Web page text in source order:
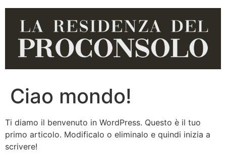
Ciao mondo!
Ti diamo il benvenuto in WordPress. Questo è il tuo
primo articolo. Modificalo o eliminalo e quindi inizia a
scrivere!